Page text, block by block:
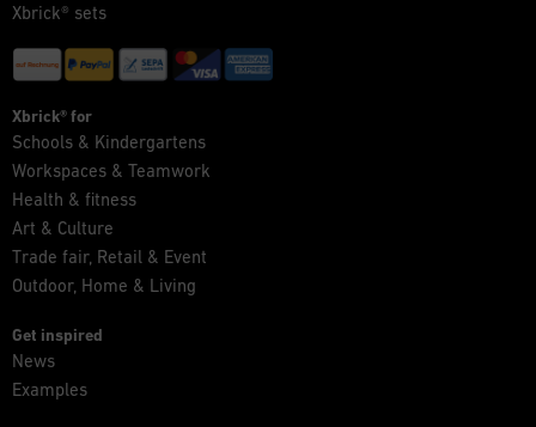
Xbrick® sets
Xbrick® for
Schools & Kindergartens
Workspaces & Teamwork
Health & fitness
Art & Culture
Trade fair, Retail & Event
Outdoor, Home & Living
Get inspired
News
Examples